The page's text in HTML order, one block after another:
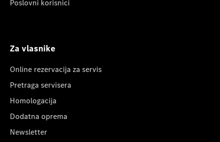
Poslovni korisnici
Za vlasnike
Online rezervacija za servis
Pretraga servisera
Homologacija
Dodatna oprema
Newsletter